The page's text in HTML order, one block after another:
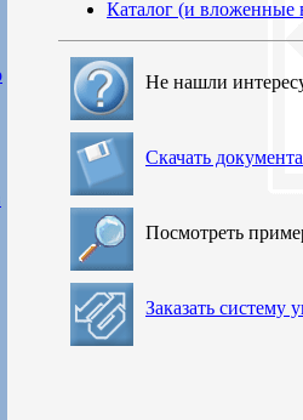
Каталог (и вложенные
Не нашли
Скачать
Посмотреть
Заказать систему